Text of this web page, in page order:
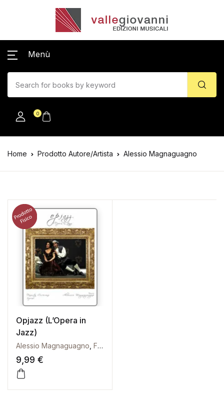
Menù
0
Home Prodotto Autore/Artista Alessio Magnaguagno
Opjazz (L’Opera in
Jazz)
Alessio Magnaguagno Fausta Ciceroni
9,99 €